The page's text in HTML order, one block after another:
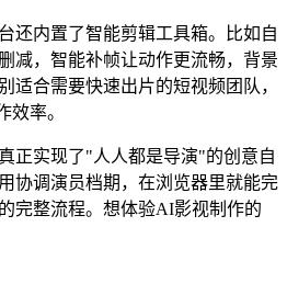
还内置了智能剪辑工具箱。比如自
减，智能补帧让动作更流畅，背景
适合需要快速出片的短视频团队，
效率。
正实现了"人人都是导演"的创意自
协调演员档期，在浏览器里就能完
完整流程。想体验AI影视制作的